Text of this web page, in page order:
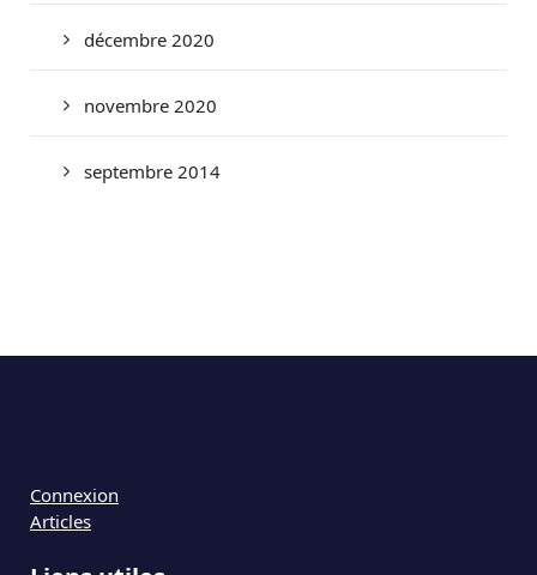
décembre 2020
novembre 2020
septembre 2014
Connexion
Articles